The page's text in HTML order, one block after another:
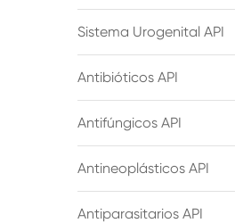
Sistema Urogenital API
Antibióticos API
Antifúngicos API
Antineoplásticos API
Antiparasitarios API